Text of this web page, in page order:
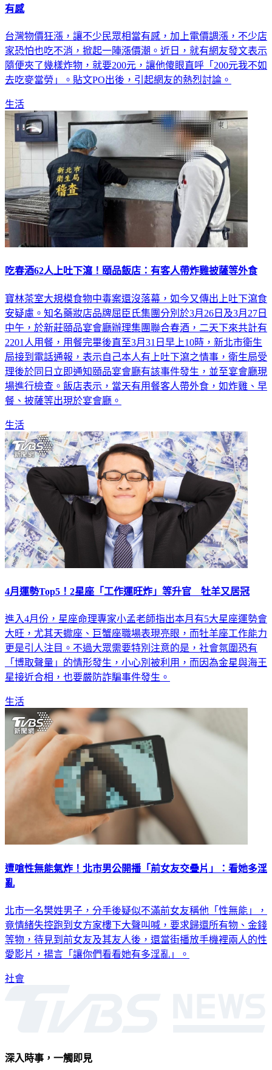
有感
台灣物價狂漲，讓不少民眾相當有感，加上電價調漲，不少店
家恐怕也吃不消，掀起一陣漲價潮。近日，就有網友發文表示
隨便夾了幾樣炸物，就要200元，讓他傻眼直呼「200元我不如
去吃麥當勞」。貼文PO出後，引起網友的熱烈討論。
生活
吃春酒62人上吐下瀉！頤品飯店：有客人帶炸雞披薩等外食
寶林茶室大規模食物中毒案還沒落幕，如今又傳出上吐下瀉食
安疑慮。知名藥妝店品牌屈臣氏集團分別於3月26日及3月27日
中午，於新莊頤品宴會廳辦理集團聯合春酒，二天下來共計有
2201人用餐，用餐完畢後直至3月31日早上10時，新北市衛生
局接到電話通報，表示自己本人有上吐下瀉之情事，衛生局受
理後於同日立即通知頤品宴會廳有該事件發生，並至宴會廳現
場進行檢查。飯店表示，當天有用餐客人帶外食，如炸雞、早
餐、披薩等出現於宴會廳。
生活
4月運勢Top5！2星座「工作運旺炸」等升官 牡羊又居冠
進入4月份，星座命理專家小孟老師指出本月有5大星座運勢會
大旺，尤其天蠍座、巨蟹座職場表現亮眼，而牡羊座工作能力
更是引人注目。不過大眾需要特別注意的是，社會氛圍恐有
「博取聲量」的情形發生，小心別被利用，而因為金星與海王
星接近合相，也要嚴防詐騙事件發生。
生活
遭嗆性無能氣炸！北市男公開播「前女友交疊片」：看她多淫
亂
北市一名樊姓男子，分手後疑似不滿前女友稱他「性無能」，
竟情緒失控跑到女方家樓下大聲叫喊，要求歸還所有物、金錢
等物，待見到前女友及其友人後，還當街播放手機裡兩人的性
愛影片，揚言「讓你們看看她有多淫亂」。
社會
深入時事，一觸即見